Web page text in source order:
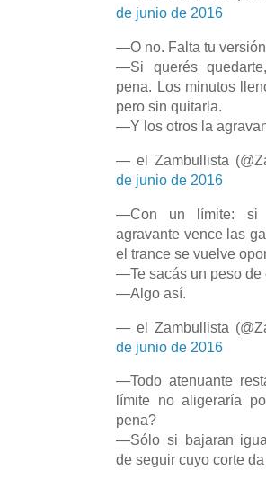
de junio de 2016
—O no. Falta tu
—Si querés
pena. Los minutos
pero sin quitarla.
—Y los otros la
— el Zambullista
de junio de 2016
—Con un límite: si
agravante vence las
el trance se vuelve
—Te sacás un peso de
—Algo así.
— el Zambullista
de junio de 2016
—Todo atenuante
límite no aligeraría
pena?
—Sólo si bajaran
de seguir cuyo corte